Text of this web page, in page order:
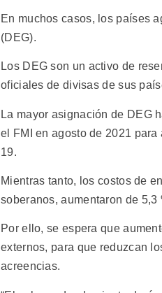
En muchos casos, los países
(DEG).
Los DEG son un activo de
oficiales de divisas de sus
La mayor asignación de DEG
el FMI en agosto de 2021
19.
Mientras tanto, los costos de
soberanos, aumentaron de
Por ello, se espera que
externos, para que reduzcan
acreencias.